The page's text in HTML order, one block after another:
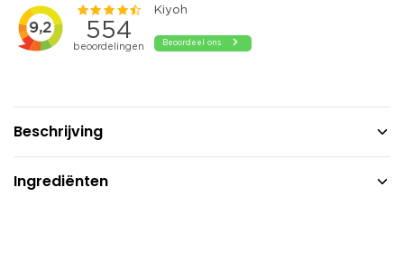
Beschrijving
Ingrediënten